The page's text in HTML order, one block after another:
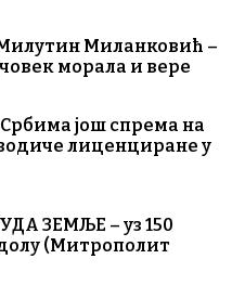
Миланковић –
морала и вере
још спрема на
лиценциране у
ЗЕМЉЕ – уз 150
(Митрополит